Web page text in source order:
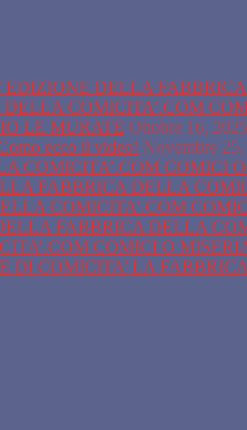
DELLA
COMICITA’.COM
LE MURATE Ottobre 16, 2025
ecco il video! Novembre
COMICITA’.COM COMICI
FABBRICA DELLA
COMICITA’.COM
FABBRICA DELLA
COMICI O
DI COMICITA’ LA